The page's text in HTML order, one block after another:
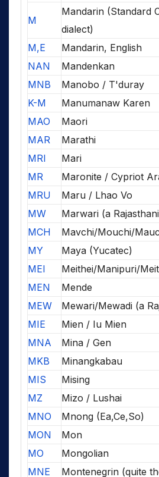
M
Mandarin (Standard
dialect)
M,E
Mandarin, English
NAN
Mandenkan
MNB
Manobo / T'duray
K-M
Manumanaw Karen
MAO
Maori
MAR
Marathi
MRI
Mari
MR
Maronite / Cypriot
MRU
Maru / Lhao Vo
MW
Marwari (a
MCH
Mavchi/Mouchi/
MY
Maya (Yucatec)
MEI
Meithei/Manipuri/
MEN
Mende
MEW
Mewari/Mewadi (a
MIE
Mien / Iu Mien
MNA
Mina / Gen
MKB
Minangkabau
MIS
Mising
MZ
Mizo / Lushai
MNO
Mnong (Ea,Ce,So)
MON
Mon
MO
Mongolian
MNE
Montenegrin (quite